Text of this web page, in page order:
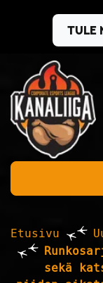
Tule
Etusivu
sekä